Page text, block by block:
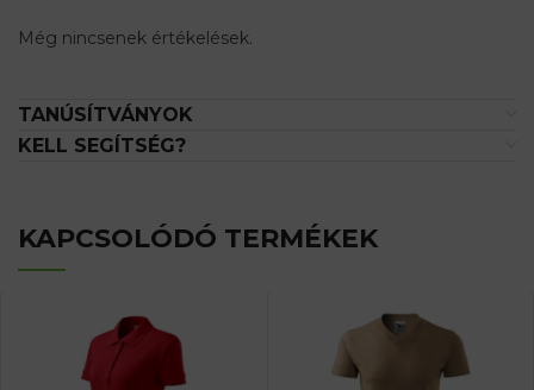
Még nincsenek értékelések.
TANÚSÍTVÁNYOK
KELL SEGÍTSÉG?
KAPCSOLÓDÓ TERMÉKEK